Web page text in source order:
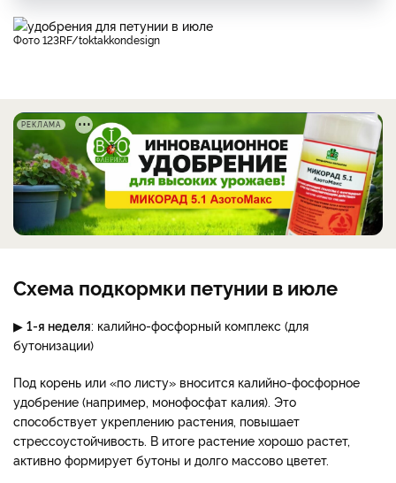
фото 123RF/toktakkondesign
РЕКЛАМА
Схема подкормки петунии в июле
▶ 1-я неделя: калийно-фосфорный комплекс (для
бутонизации)
Под корень или «по листу» вносится калийно-фосфорное
удобрение (например, монофосфат калия). Это
способствует укреплению растения, повышает
стрессоустойчивость. В итоге растение хорошо растет,
активно формирует бутоны и долго массово цветет.